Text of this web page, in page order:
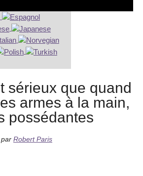
sérieux que quand
armes à la main,
possédantes
par Robert Paris